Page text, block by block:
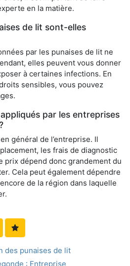
en la matière.
de lit sont-elles
par les punaises de lit ne
elles peuvent vous donner
à certaines infections. En
sensibles, vous pouvez
par les entreprises
général de l’entreprise. Il
les frais de diagnostic
prix dépend donc grandement du
Cela peut également dépendre
de la région dans laquelle
des punaises de lit
: Entreprise